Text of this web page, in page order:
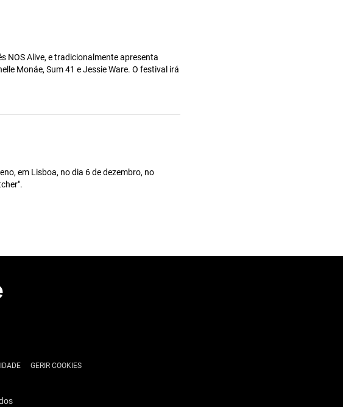
NOS Alive, e tradicionalmente apresenta
Monáe, Sum 41 e Jessie Ware. O festival irá
em Lisboa, no dia 6 de dezembro, no
GERIR COOKIES